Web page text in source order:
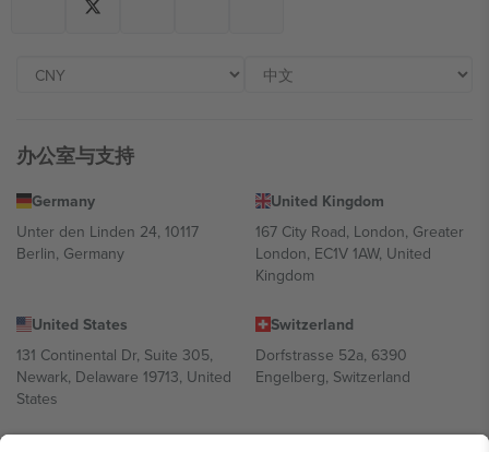
办公室与支持
Germany
Unter den Linden 24, 10117
Berlin, Germany
United Kingdom
167 City Road, London, Greater
London, EC1V 1AW, United
Kingdom
United States
131 Continental Dr, Suite 305,
Newark, Delaware 19713, United
States
Switzerland
Dorfstrasse 52a, 6390
Engelberg, Switzerland